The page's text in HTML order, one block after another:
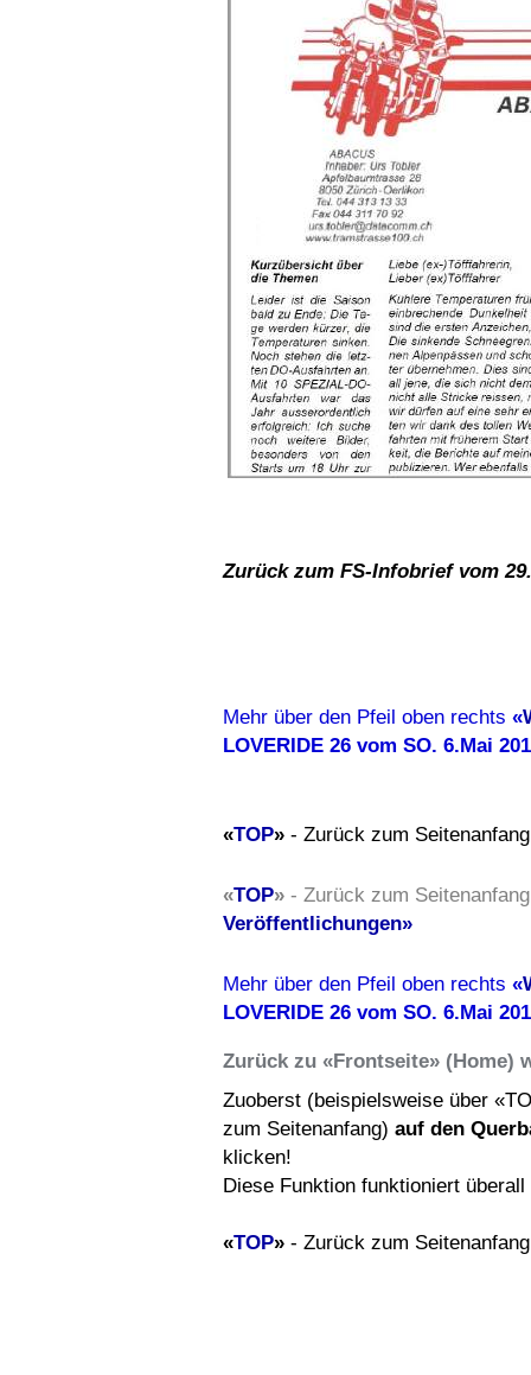
Zurück zum FS-Infobrief vom
Mehr über den Pfeil oben rechts «
LOVERIDE 26 vom SO. 6.Mai
«TOP» - Zurück zum Seitenanfang
«TOP» - Zurück zum
Veröffentlichungen»
Mehr über den Pfeil oben rechts «
LOVERIDE 26 vom SO. 6.Mai
Zurück zu «Frontseite» (Home)
Zuoberst (beispielsweise über
zum Seitenanfang) auf den
klicken!
Diese Funktion funktioniert überall
«TOP» - Zurück zum Seitenanfang